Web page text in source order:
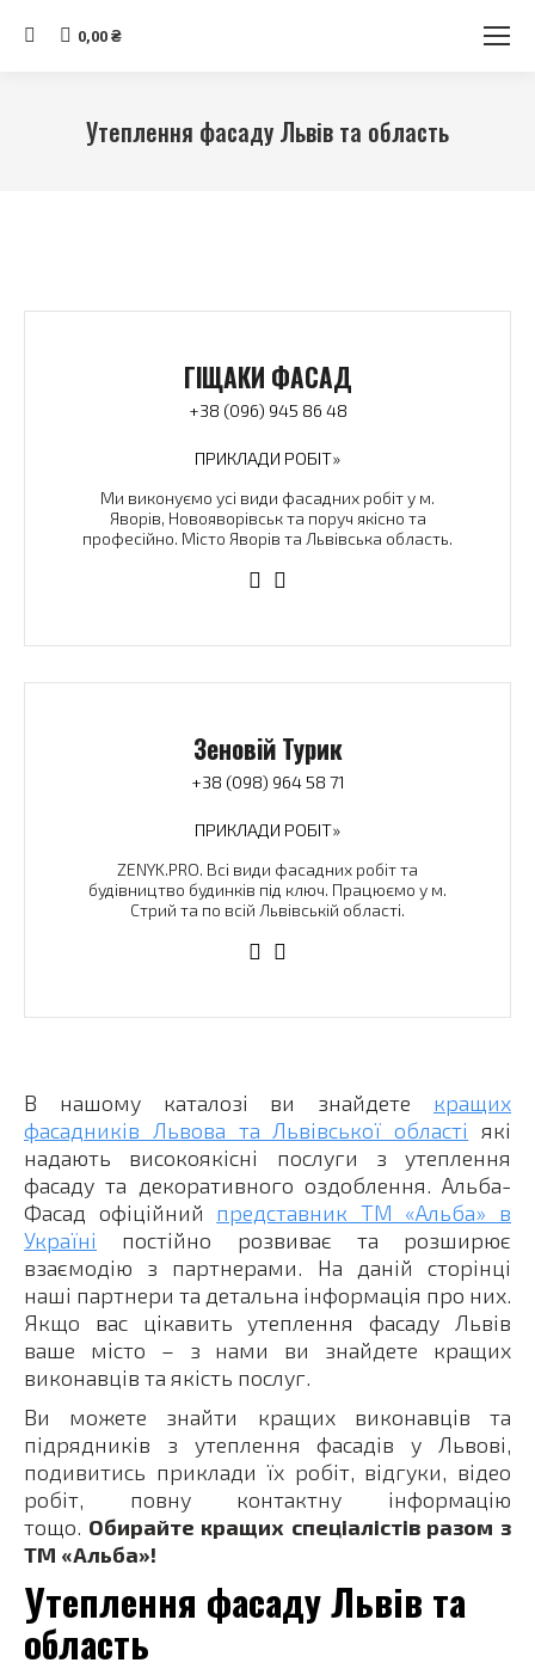
Search:0,00 ₴
Утеплення фасаду Львів та область
ГІЩАКИ ФАСАД
+38 (096) 945 86 48
ПРИКЛАДИ РОБІТ»
Ми виконуємо усі види фасадних робіт у м.
Яворів, Новояворівськ та поруч якісно та
професійно. Місто Яворів та Львівська область.
Зеновій Турик
+38 (098) 964 58 71
ПРИКЛАДИ РОБІТ»
ZENYK.PRO. Всі види фасадних робіт та
будівництво будинків під ключ. Працюємо у м.
Стрий та по всій Львівській області.
В нашому каталозі ви знайдете кращих
фасадників Львова та Львівської області які
надають високоякісні послуги з утеплення
фасаду та декоративного оздоблення. Альба-
Фасад офіційний представник ТМ «Альба» в
Україні постійно розвиває та розширює
взаємодію з партнерами. На даній сторінці
наші партнери та детальна інформація про них.
Якщо вас цікавить утеплення фасаду Львів
ваше місто – з нами ви знайдете кращих
виконавців та якість послуг.
Ви можете знайти кращих виконавців та
підрядників з утеплення фасадів у Львові,
подивитись приклади їх робіт, відгуки, відео
робіт, повну контактну інформацію
тощо. Обирайте кращих спеціалістів разом з
ТМ «Альба»!
Утеплення фасаду Львів та
область